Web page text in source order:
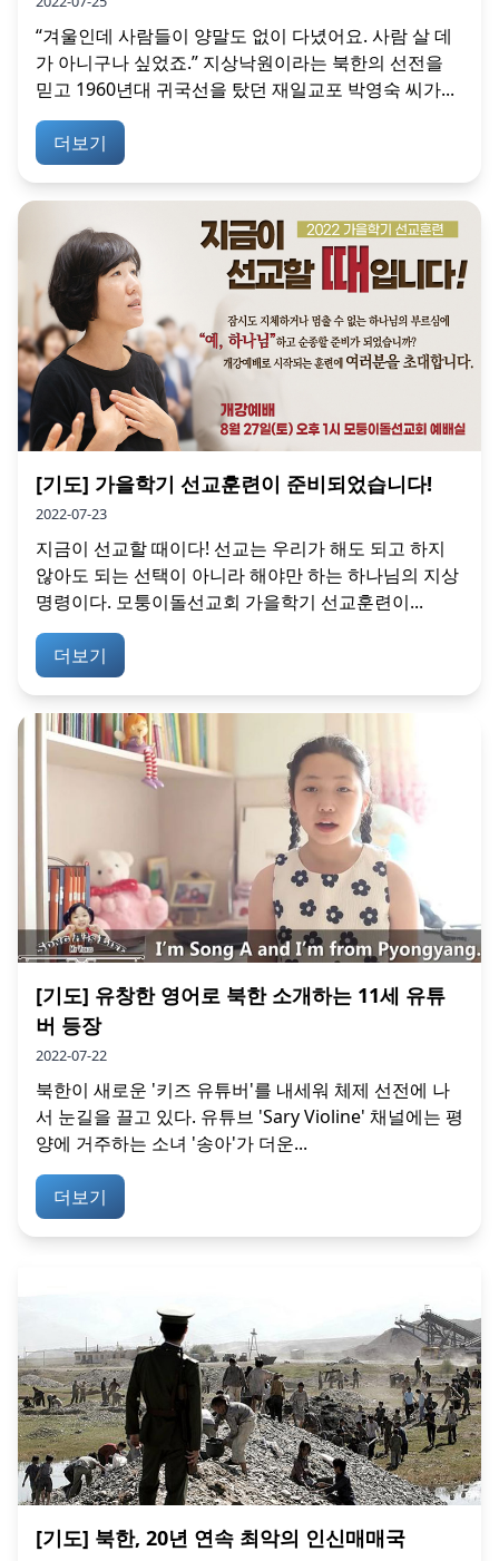
“겨울인데 사람들이 양말도 없이 다녔어요. 사람 살 데
가 아니구나 싶었죠.” 지상낙원이라는 북한의 선전을
믿고 1960년대 귀국선을 탔던 재일교포 박영숙 씨가...
더보기
[기도] 가을학기 선교훈련이 준비되었습니다!
2022-07-23
지금이 선교할 때이다! 선교는 우리가 해도 되고 하지
않아도 되는 선택이 아니라 해야만 하는 하나님의 지상
명령이다. 모퉁이돌선교회 가을학기 선교훈련이...
더보기
[기도] 유창한 영어로 북한 소개하는 11세 유튜
버 등장
2022-07-22
북한이 새로운 '키즈 유튜버'를 내세워 체제 선전에 나
서 눈길을 끌고 있다. 유튜브 'Sary Violine' 채널에는 평
양에 거주하는 소녀 '송아'가 더운...
더보기
[기도] 북한, 20년 연속 최악의 인신매매국